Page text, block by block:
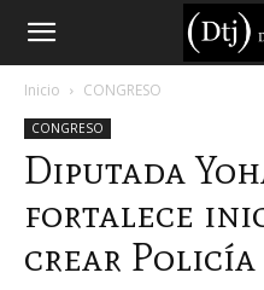
Diario
Tijuana
Inicio CONGRESO
CONGRESO
Diputada
fortalece
crear